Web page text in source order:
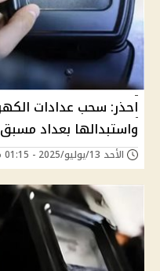
احذر: سحب عدادات
واستبدالها بعداد
الأحد 13/يوليو/2025 - 01:15 م